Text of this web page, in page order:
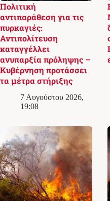
Πολιτική
αντιπαράθεση για τις
πυρκαγιές:
Αντιπολίτευση
καταγγέλλει
ανυπαρξία πρόληψης –
Κυβέρνηση προτάσσει
τα μέτρα στήριξης
7 Αυγούστου 2026,
19:08